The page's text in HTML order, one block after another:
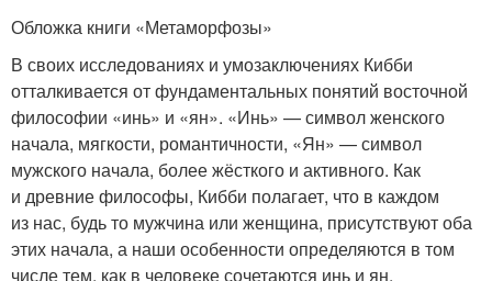
Обложка книги «Метаморфозы»
В своих исследованиях и умозаключениях Кибби
отталкивается от фундаментальных понятий восточной
философии «инь» и «ян». «Инь» — символ женского
начала, мягкости, романтичности, «Ян» — символ
мужского начала, более жёсткого и активного. Как
и древние философы, Кибби полагает, что в каждом
из нас, будь то мужчина или женщина, присутствуют оба
этих начала, а наши особенности определяются в том
числе тем, как в человеке сочетаются инь и ян.